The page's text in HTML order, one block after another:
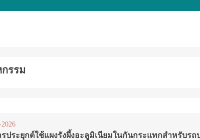
รรม
2026
รประยุกต์ใช้แผงรังผึ้งอะลูมิเนียมในกันกระแทกสำหรับรถ